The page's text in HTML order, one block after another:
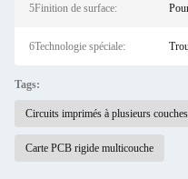
5Finition de surface:
6Technologie spéciale:
Tags:
Circuits imprimés à plusieurs couches
Carte PCB rigide multicouche